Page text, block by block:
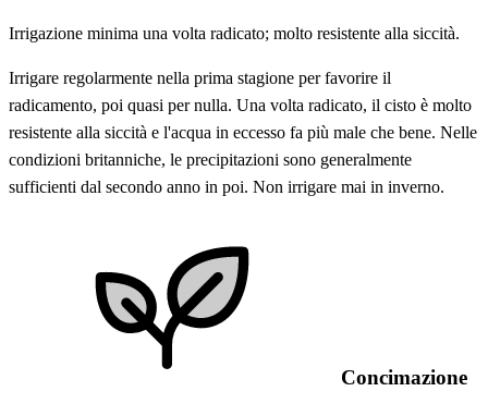
Irrigazione minima una volta radicato; molto resistente alla siccità.
Irrigare regolarmente nella prima stagione per favorire il
radicamento, poi quasi per nulla. Una volta radicato, il cisto è molto
resistente alla siccità e l'acqua in eccesso fa più male che bene. Nelle
condizioni britanniche, le precipitazioni sono generalmente
sufficienti dal secondo anno in poi. Non irrigare mai in inverno.
Concimazione